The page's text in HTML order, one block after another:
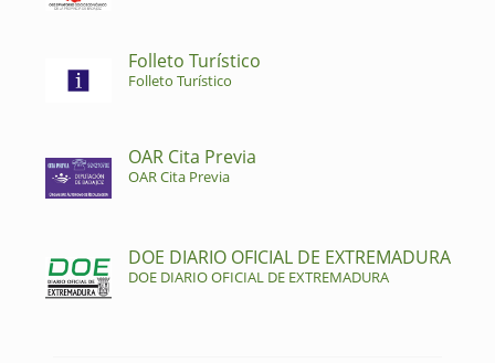
Folleto Turístico
Folleto Turístico
OAR Cita Previa
OAR Cita Previa
DOE DIARIO OFICIAL DE EXTREMADURA
DOE DIARIO OFICIAL DE EXTREMADURA